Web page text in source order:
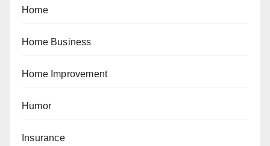
Home
Home Business
Home Improvement
Humor
Insurance